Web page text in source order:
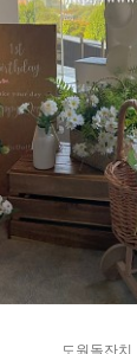
도원돌잔치